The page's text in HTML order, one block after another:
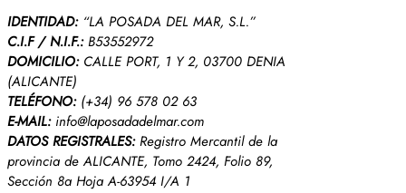
IDENTIDAD:“LA POSADA DEL MAR, S.L.”
C.I.F / N.I.F.:B53552972
DOMICILIO:CALLE PORT, 1 Y 2, 03700 DENIA
(ALICANTE)
TELÉFONO:(+34) 96 578 02 63
E-MAIL: info@laposadadelmar.com
DATOS REGISTRALES:Registro Mercantil de la
provincia de ALICANTE, Tomo 2424, Folio 89,
Sección 8a Hoja A-63954 I/A 1